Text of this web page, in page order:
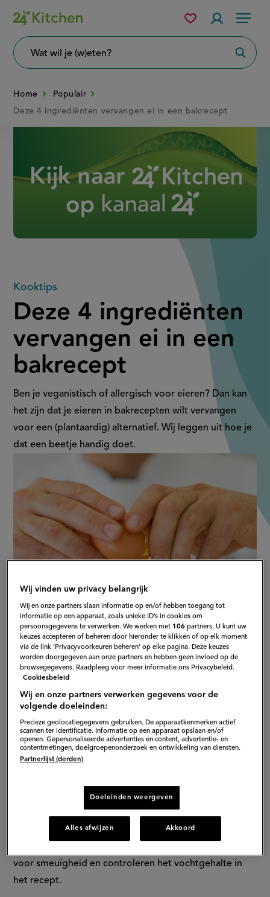
Overslaan
en
naar
Menu
wil
Mijn
bewaarde
Home
Populair
Deze 4 ingrediënten vervangen ei in een bakrecept
Deze
ingrediënten
vervangen
ei
in
een
bakrecept
Kooktips
Deze 4 ingrediënten
vervangen ei in een
bakrecept
Ben je veganistisch of allergisch voor eieren? Dan kan
het zijn dat je eieren in bakrecepten wilt vervangen
voor een (plantaardig) alternatief. Wij leggen uit hoe je
dat een beetje handig doet.
Functie van ei
Om te besluiten waar je een ei mee kan vervangen,
kijken we eerst naar de functie van een ei in een recept.
voor rijzing. Echter, het eiwit en eigeel hebben ook
nog een aparte werking. Zo zet eiwit uit tijdens het
bakken of zorgt voor extra volume en stevigheid
voor smeuïgheid en controleren het vochtgehalte in
het recept.
Wij vinden uw privacy belangrijk
Wij en onze partners slaan informatie op en/of hebben toegang tot
informatie op een apparaat, zoals unieke ID’s in cookies om
persoonsgegevens te verwerken. We werken met 106 partners. U kunt uw
keuzes accepteren of beheren door hieronder te klikken of op elk moment
via de link ‘Privacyvoorkeuren beheren’ op elke pagina. Deze keuzes
worden doorgegeven aan onze partners en hebben geen invloed op de
browsegegevens. Raadpleeg voor meer informatie ons Privacybeleid.
Cookiesbeleid
Wij en onze partners verwerken gegevens voor de
volgende doeleinden:
Precieze geolocatiegegevens gebruiken. De apparaatkenmerken actief
scannen ter identificatie. Informatie op een apparaat opslaan en/of
openen. Gepersonaliseerde advertenties en content, advertentie- en
contentmetingen, doelgroepenonderzoek en ontwikkeling van diensten.
Partnerlijst (derden)
Doeleinden weergeven
Alles afwijzen Akkoord